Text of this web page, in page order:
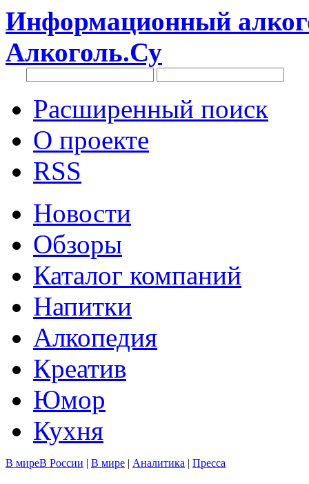
Информационный
Алкоголь.Су
Расширенный поиск
О проекте
RSS
Новости
Обзоры
Каталог компаний
Напитки
Алкопедия
Креатив
Юмор
Кухня
В миреВ России | В мире | Аналитика | Пресса